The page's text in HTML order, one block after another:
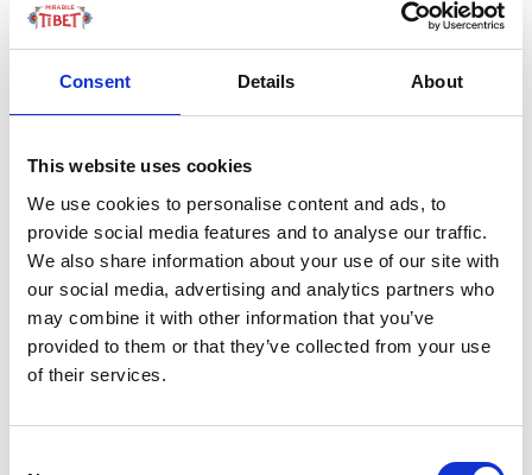
Consent Details About
This website uses cookies
We use cookies to personalise content and ads, to
provide social media features and to analyse our traffic.
We also share information about your use of our site with
our social media, advertising and analytics partners who
may combine it with other information that you’ve
provided to them or that they’ve collected from your use
of their services.
agricoli, la famiglia lavorava insieme per piantare alberi.
Ora che i bambini sono cresciuti e che i nipoti si sono
laureati e sono andati a lavorare, tornano ancora
In precedenza, Phurbu Namgya piantava
principalmente alcune specie di alberi locali adattate al
clima, che avrebbero potuto sopravvivere più
facilmente, come pioppo tibetano, salice e così via. Più
tardi, ha provato alcuni altri alberi, che crescono un po’
più lentamente degli alberi locali, ma si adattano
gradualmente al clima.
Phurbu Namgya sta invecchiando e quest’anno ha
piantato solo otto alberi. Sebbene i suoi figli e nipoti